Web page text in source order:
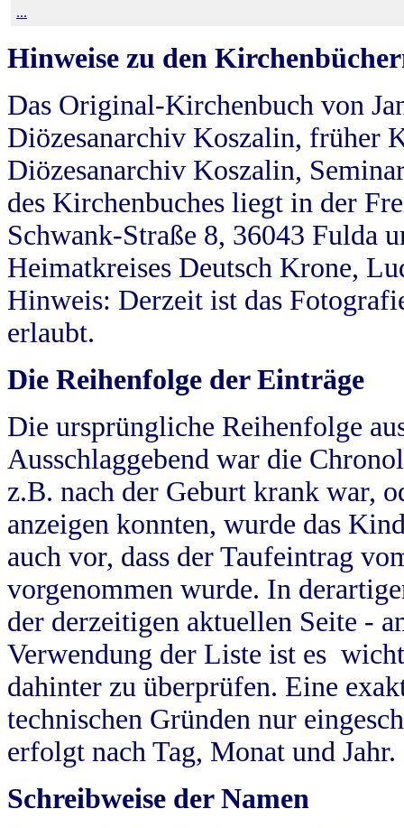
...
Hinweise zu den
Das Original-Kirchenbuch von
Diözesanarchiv Koszalin, früher
Diözesanarchiv Koszalin,
des Kirchenbuches liegt in der
Schwank-Straße 8, 36043 Fulda
Heimatkreises Deutsch Krone,
Hinweis: Derzeit ist das
erlaubt.
Die Reihenfolge der Einträge
Die ursprüngliche Reihenfolge
Ausschlaggebend war die
z.B. nach der Geburt krank war,
anzeigen konnten, wurde das
auch vor, dass der Taufeintrag
vorgenommen wurde. In
der derzeitigen aktuellen Seite -
Verwendung der Liste ist es
dahinter zu überprüfen. Eine
technischen Gründen nur
erfolgt nach Tag, Monat und Jahr.
Schreibweise der Namen